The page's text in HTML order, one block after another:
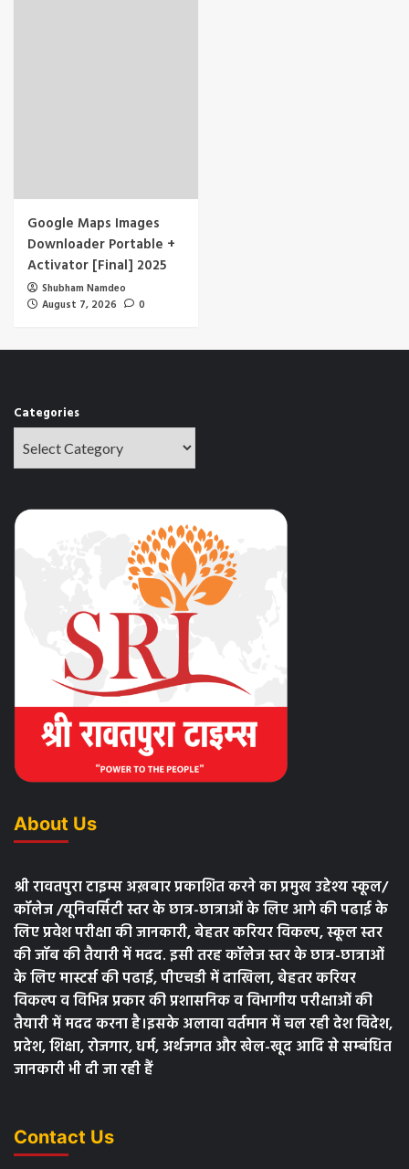
Google Maps Images
Downloader Portable +
Activator [Final] 2025
Shubham Namdeo
August 7, 2026
0
Categories
About Us
श्री रावतपुरा टाइम्स अख़बार प्रकाशित करने का प्रमुख उद्देश्य स्कूल/
कॉलेज /यूनिवर्सिटी स्तर के छात्र-छात्राओं के लिए आगे की पढाई के
लिए प्रवेश परीक्षा की जानकारी, बेहतर करियर विकल्प, स्कूल स्तर
की जॉब की तैयारी में मदद. इसी तरह कॉलेज स्तर के छात्र-छात्राओं
के लिए मास्टर्स की पढाई, पीएचडी में दाखिला, बेहतर करियर
विकल्प व विभिन्न प्रकार की प्रशासनिक व विभागीय परीक्षाओं की
तैयारी में मदद करना है।इसके अलावा वर्तमान में चल रही देश विदेश,
प्रदेश, शिक्षा, रोजगार, धर्म, अर्थजगत और खेल-खूद आदि से सम्बंधित
जानकारी भी दी जा रही हैं
Contact Us